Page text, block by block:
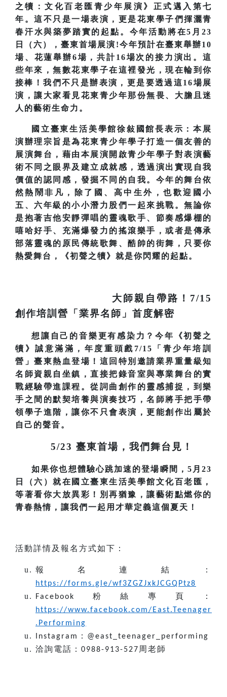
之犢：文化百老匯青少年展演》正式邁入第七
年。這不只是一場表演，更是花東學子們揮灑青
春汗水與築夢踏實的起點。今年活動將在5月23
日（六），臺東首場展演!今年預計在臺東舉辦10
場、花蓮舉辦6場，共計16場次的接力演出。這
些年來，無數花東學子在這裡發光，現在輪到你
接棒！我們不只是辦表演，更是要透過這16場展
演，讓大家看見花東青少年那份無畏、大膽且迷
人的藝術生命力。
國立臺東生活美學館徐敍國館長表示：本展
演辦理宗旨是為花東青少年學子打造一個友善的
展演舞台，藉由本展演開啟青少年學子對表演藝
術不同之眼界及建立成就感，透過演出實現自我
價值的認同感，發掘不同的自我。今年的舞台依
然熱鬧非凡，除了國、高中生外，也歡迎國小
五、六年級的小小潛力股們一起來挑戰。無論你
是抱著吉他安靜彈唱的靈魂歌手、節奏感爆棚的
嘻哈好手、充滿爆發力的搖滾樂手，或者是傳承
部落靈魂的原民傳統歌舞、酷帥的街舞，只要你
熱愛舞台，《初聲之犢》就是你閃耀的起點。
大師親自帶路！7/15
創作培訓營「業界名師」首度解密
想讓自己的音樂更有感染力？今年《初聲之
犢》誠意滿滿，年度重頭戲7/15「青少年培訓
營」臺東熱血登場！這回特別邀請業界重量級知
名師資親自坐鎮，直接把錄音室與專業舞台的實
戰經驗帶進課程。從詞曲創作的靈感捕捉，到樂
手之間的默契培養與演奏技巧，名師將手把手帶
領學子進階，讓你不只會表演，更能創作出屬於
自己的聲音。
5/23 臺東首場，我們舞台見！
如果你也想體驗心跳加速的登場瞬間，5月23
日（六）就在國立臺東生活美學館文化百老匯，
等著看你大放異彩！別再猶豫，讓藝術點燃你的
青春熱情，讓我們一起用才華定義這個夏天！
活動詳情及報名方式如下：
報名連結：
https://forms.gle/wf3ZGZJxkJCGQPtz8
Facebook
粉絲專頁：
https://www.facebook.com/East.Teenager
.Performing
Instagram
： @east_teenager_performing
洽詢電話： 0988-913-527 周老師